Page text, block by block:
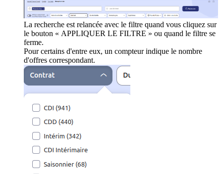
La recherche est relancée avec le filtre quand vous cliquez sur
le bouton « APPLIQUER LE FILTRE » ou quand le filtre se
ferme.
Pour certains d'entre eux, un compteur indique le nombre
d'offres correspondant.